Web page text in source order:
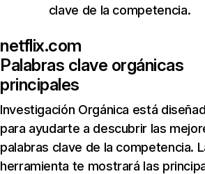
clave de la competencia.
netflix.com
Palabras clave orgánicas
principales
Investigación Orgánica está
para ayudarte a descubrir las
palabras clave de la competencia.
herramienta te mostrará las